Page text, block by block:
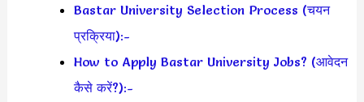
Bastar University Selection Process (चयन
प्रक्रिया):-
How to Apply Bastar University Jobs? (आवेदन
कैसे करें?):-